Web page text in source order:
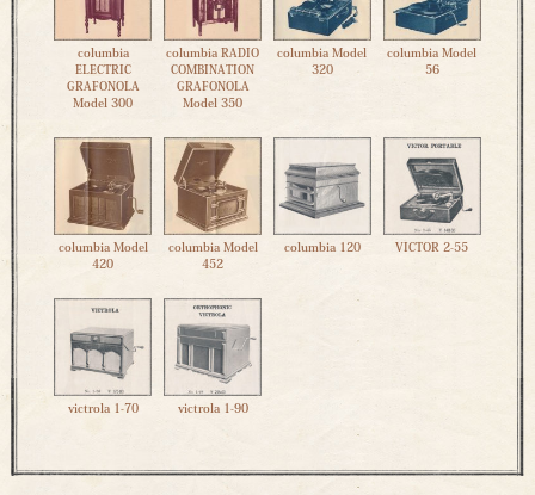
columbia
ELECTRIC
GRAFONOLA
Model 300
columbia RADIO
COMBINATION
GRAFONOLA
Model 350
columbia Model
320
columbia Model
56
columbia Model
420
columbia Model
452
columbia 120 VICTOR 2-55
victrola 1-70 victrola 1-90